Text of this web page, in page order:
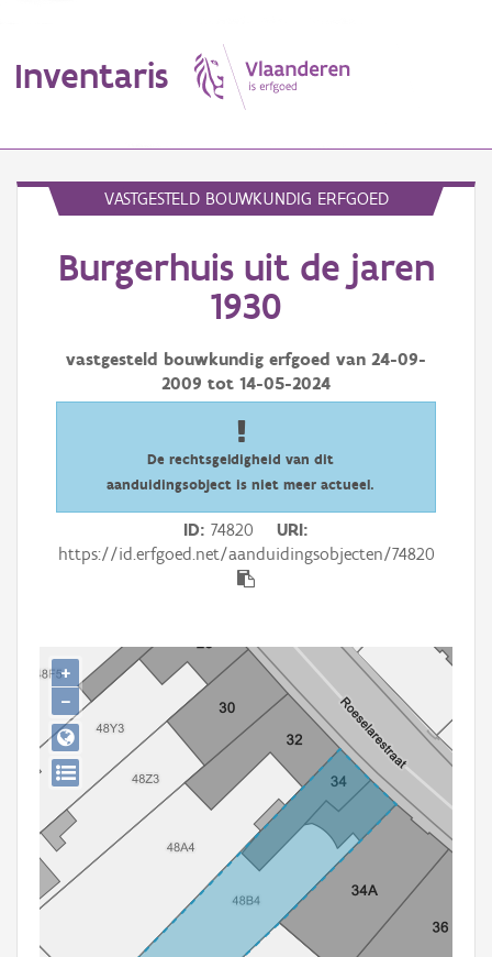
Inventaris
Erfgoedobject
Waarneming
Downloads
VASTGESTELD BOUWKUNDIG ERFGOED
Burgerhuis uit de jaren
1930
vastgesteld bouwkundig erfgoed van 24-09-
2009 tot 14-05-2024
De rechtsgeldigheid van dit
aanduidingsobject is niet meer actueel.
ID 74820
URI
https://id.erfgoed.net/aanduidingsobjecten/74820
+
−